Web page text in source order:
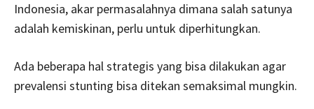
Indonesia, akar permasalahnya dimana salah satunya
adalah kemiskinan, perlu untuk diperhitungkan.
Ada beberapa hal strategis yang bisa dilakukan agar
prevalensi stunting bisa ditekan semaksimal mungkin.